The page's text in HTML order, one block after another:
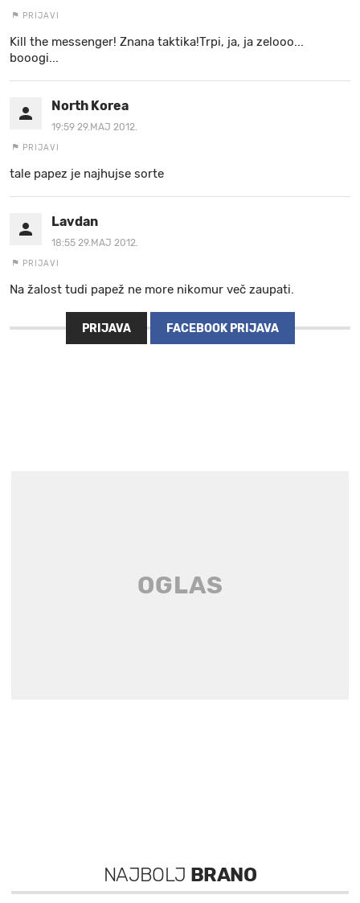
PRIJAVI
Kill the messenger! Znana taktika!Trpi, ja, ja zelooo...
booogi...
North Korea
19:59 29.MAJ 2012.
PRIJAVI
tale papez je najhujse sorte
Lavdan
18:55 29.MAJ 2012.
PRIJAVI
Na žalost tudi papež ne more nikomur več zaupati.
PRIJAVA FACEBOOK PRIJAVA
NAJBOLJ BRANO